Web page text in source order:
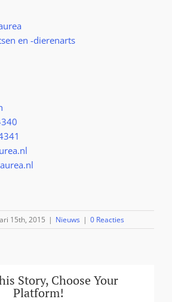
en -dierenarts
15th, 2015 | Nieuws | 0 Reacties
Story, Choose Your
Platform!